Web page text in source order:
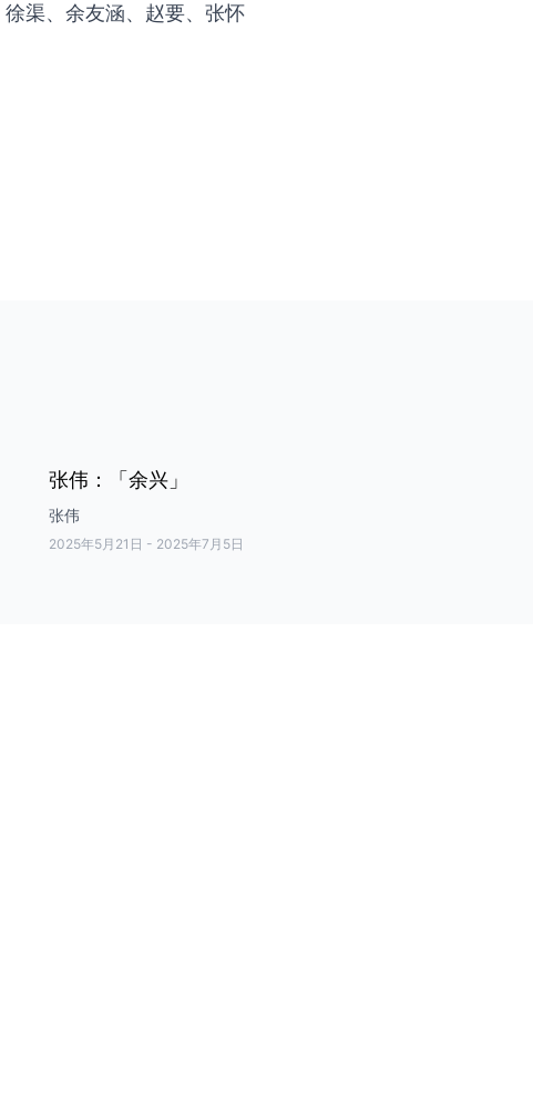
渠、余友涵、赵要、张怀
张伟：「余兴」
张伟
2025年5月21日 - 2025年7月5日